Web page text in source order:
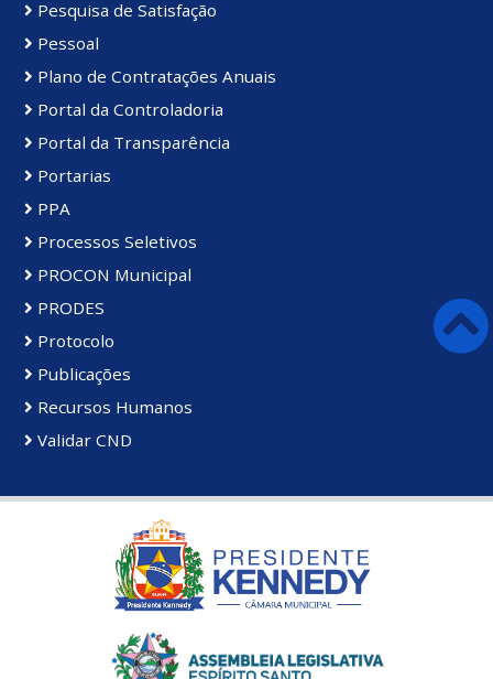
Pesquisa de Satisfação
Pessoal
Plano de Contratações Anuais
Portal da Controladoria
Portal da Transparência
Portarias
PPA
Processos Seletivos
PROCON Municipal
PRODES
Protocolo
Publicações
Recursos Humanos
Validar CND